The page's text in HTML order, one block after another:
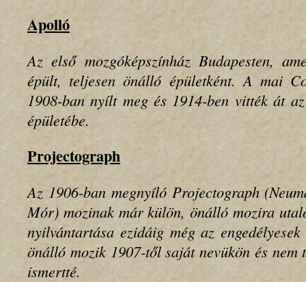
Apolló
Az első mozgóképszínház Budapesten,
épült, teljesen önálló épületként. A mai
1908-ban nyílt meg és 1914-ben vitték át
épületébe.
Projectograph
Az 1906-ban megnyíló Projectograph
Mór) mozinak már külön, önálló mozira
nyilvántartása ezidáig még az
önálló mozik 1907-től saját nevükön és nem
ismertté.